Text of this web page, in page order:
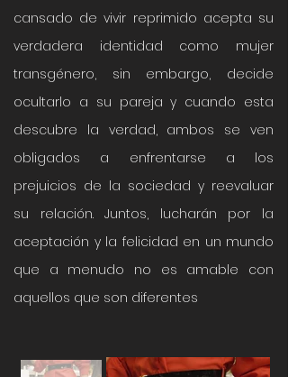
cansado de vivir reprimido acepta su
verdadera identidad como mujer
transgénero, sin embargo, decide
ocultarlo a su pareja y cuando esta
descubre la verdad, ambos se ven
obligados a enfrentarse a los
prejuicios de la sociedad y reevaluar
su relación. Juntos, lucharán por la
aceptación y la felicidad en un mundo
que a menudo no es amable con
aquellos que son diferentes